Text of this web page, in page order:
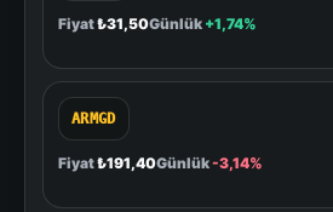
Fiyat₺31,50Günlük +1,74%
ARMGD
Fiyat₺191,40Günlük-3,14%